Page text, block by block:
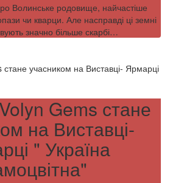
Волинське родовище, найчастіше
чи кварци. Але насправді ці земні
значно більше скарбі…
Gems стане
" Україна